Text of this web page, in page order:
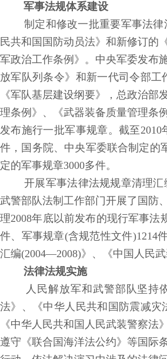
军事法规体系建设
制定和修改一批重要军事法律
民共和国国防动员法》和新修订的
军政治工作条例》。中央军委发布
放军队列条令》和新一代司令部
《军队基层建设纲要》，总政治
理条例》、《武器装备质量管理条
发布施行一批军事规章。截至
件，国务院、中央军委联合制定的
定的军事规章3000多件。
开展军事法律法规规章清理汇
武警部队法制工作部门开展了国防
理2008年底以前发布的现行军事法
件、军事规章(含规范性文件)1214
汇编(2004—2008)》、《中国人民
法律法规实施
人民解放军和武警部队坚持
法》、《中华人民共和国防震减
《中华人民共和国人民武装警察
遵守《联合国海洋法公约》等国际